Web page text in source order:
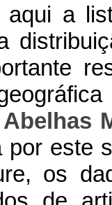
aqui a
por este
os